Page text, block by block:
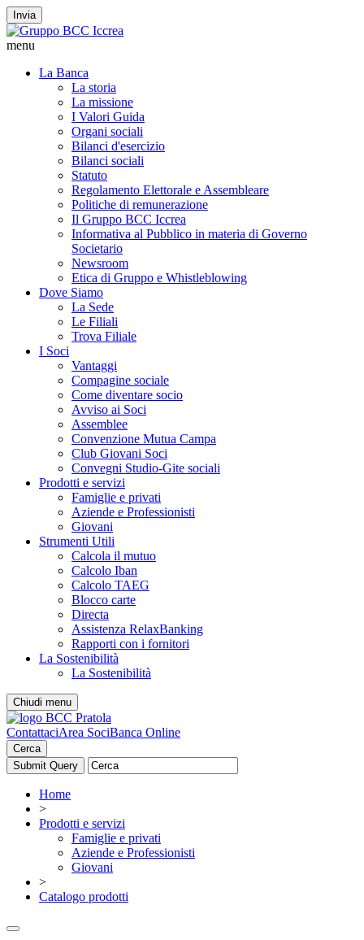
Invia
menu
La Banca
La storia
La missione
I Valori Guida
Organi sociali
Bilanci d'esercizio
Bilanci sociali
Statuto
Regolamento Elettorale e Assembleare
Politiche di remunerazione
Il Gruppo BCC Iccrea
Informativa al Pubblico in materia di Governo
Societario
Newsroom
Etica di Gruppo e Whistleblowing
Dove Siamo
La Sede
Le Filiali
Trova Filiale
I Soci
Vantaggi
Compagine sociale
Come diventare socio
Avviso ai Soci
Assemblee
Convenzione Mutua Campa
Club Giovani Soci
Convegni Studio-Gite sociali
Prodotti e servizi
Famiglie e privati
Aziende e Professionisti
Giovani
Strumenti Utili
Calcola il mutuo
Calcolo Iban
Calcolo TAEG
Blocco carte
Directa
Assistenza RelaxBanking
Rapporti con i fornitori
La Sostenibilità
La Sostenibilità
Chiudi menu
ContattaciArea SociBanca Online
Cerca
Home
>
Prodotti e servizi
Famiglie e privati
Aziende e Professionisti
Giovani
>
Catalogo prodotti